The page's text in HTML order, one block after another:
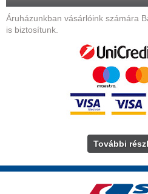
Áruházunkban vásárlóink számára
is biztosítunk.
További